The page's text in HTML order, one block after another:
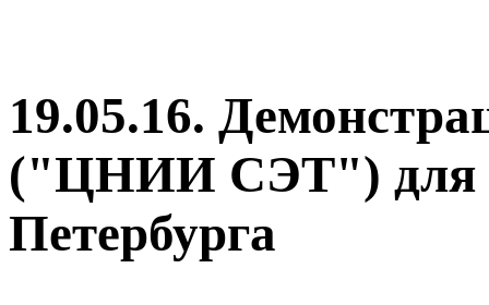
19.05.16.
("ЦНИИ СЭТ") для
Петербурга